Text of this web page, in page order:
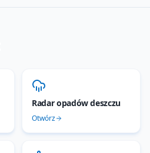
Radar opadów deszczu
Otwórz